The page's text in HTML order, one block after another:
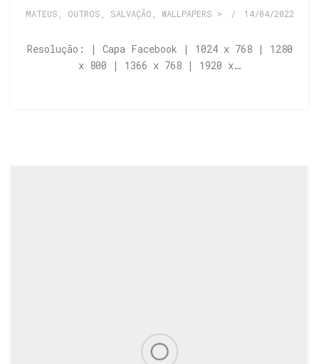
MATEUS , OUTROS , SALVAÇÃO , WALLPAPERS > / 14/04/2022
Resolução: | Capa Facebook | 1024 x 768 | 1280
x 800 | 1366 x 768 | 1920 x…